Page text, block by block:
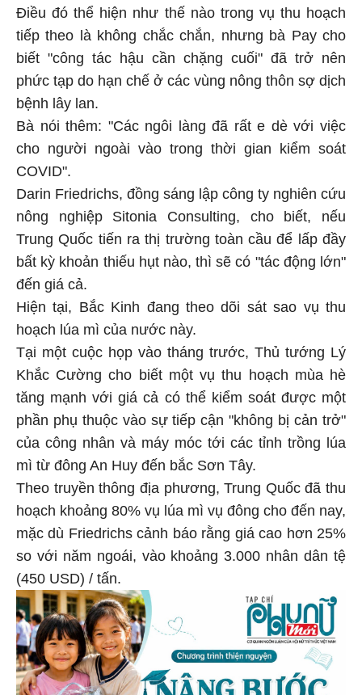
Điều đó thể hiện như thế nào trong vụ thu hoạch
tiếp theo là không chắc chắn, nhưng bà Pay cho
biết "công tác hậu cần chặng cuối" đã trở nên
phức tạp do hạn chế ở các vùng nông thôn sợ dịch
bệnh lây lan.
Bà nói thêm: "Các ngôi làng đã rất e dè với việc
cho người ngoài vào trong thời gian kiểm soát
COVID".
Darin Friedrichs, đồng sáng lập công ty nghiên cứu
nông nghiệp Sitonia Consulting, cho biết, nếu
Trung Quốc tiến ra thị trường toàn cầu để lấp đầy
bất kỳ khoản thiếu hụt nào, thì sẽ có "tác động lớn"
đến giá cả.
Hiện tại, Bắc Kinh đang theo dõi sát sao vụ thu
hoạch lúa mì của nước này.
Tại một cuộc họp vào tháng trước, Thủ tướng Lý
Khắc Cường cho biết một vụ thu hoạch mùa hè
tăng mạnh với giá cả có thể kiểm soát được một
phần phụ thuộc vào sự tiếp cận "không bị cản trở"
của công nhân và máy móc tới các tỉnh trồng lúa
mì từ đông An Huy đến bắc Sơn Tây.
Theo truyền thông địa phương, Trung Quốc đã thu
hoạch khoảng 80% vụ lúa mì vụ đông cho đến nay,
mặc dù Friedrichs cảnh báo rằng giá cao hơn 25%
so với năm ngoái, vào khoảng 3.000 nhân dân tệ
(450 USD) / tấn.